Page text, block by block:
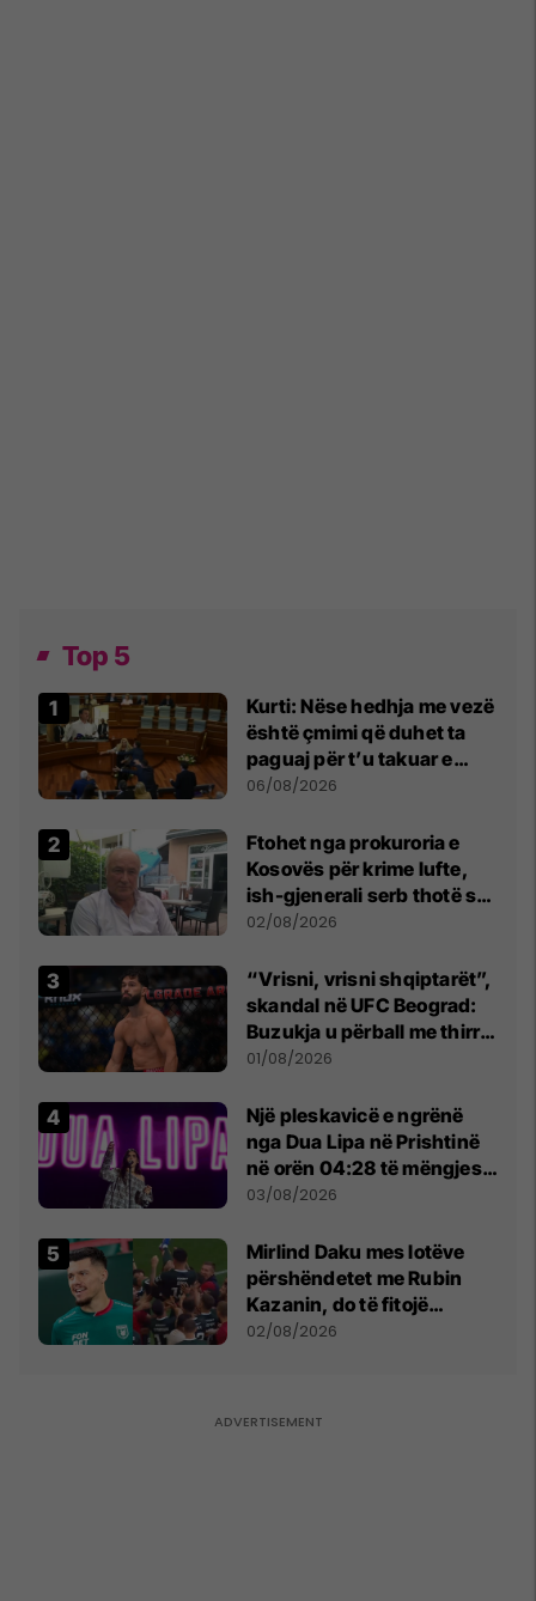
Top 5
Kurti: Nëse hedhja me vezë
është çmimi që duhet ta
paguaj për t’u takuar e
bashkëbiseduar jam i
06/08/2026
Ftohet nga prokuroria e
Kosovës për krime lufte,
ish-gjenerali serb thotë se
dikush e tradhtoi në
02/08/2026
“Vrisni, vrisni shqiptarët”,
skandal në UFC Beograd:
Buzukja u përball me thirrje
anti-shqiptare nga
01/08/2026
Një pleskavicë e ngrënë
nga Dua Lipa në Prishtinë
në orën 04:28 të mëngjesit
- dhe bota digjitale serbe
03/08/2026
Mirlind Daku mes lotëve
përshëndetet me Rubin
Kazanin, do të fitojë
miliona te Spartak Moska
02/08/2026